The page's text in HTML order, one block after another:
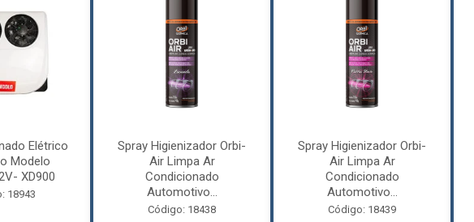
Elétrico
Modelo
XD900
18943
Spray Higienizador Orbi-
Air Limpa Ar
Condicionado
Automotivo...
Código: 18438
Spray Higienizador Orbi-
Air Limpa Ar
Condicionado
Automotivo...
Código: 18439